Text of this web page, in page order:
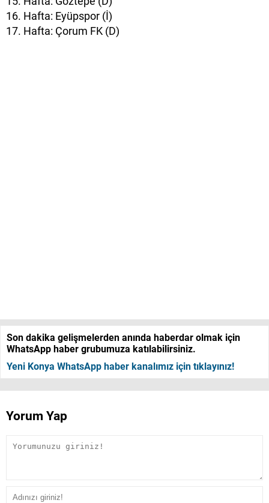
16. Hafta: Eyüpspor (İ)
17. Hafta: Çorum FK (D)
Son dakika gelişmelerden anında haberdar olmak için
WhatsApp haber grubumuza katılabilirsiniz.
Yeni Konya WhatsApp haber kanalımız için tıklayınız!
Yorum Yap